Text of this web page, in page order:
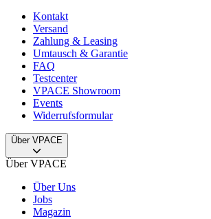
Kontakt
Versand
Zahlung & Leasing
Umtausch & Garantie
FAQ
Testcenter
VPACE Showroom
Events
Widerrufsformular
Über VPACE
Über VPACE
Über Uns
Jobs
Magazin